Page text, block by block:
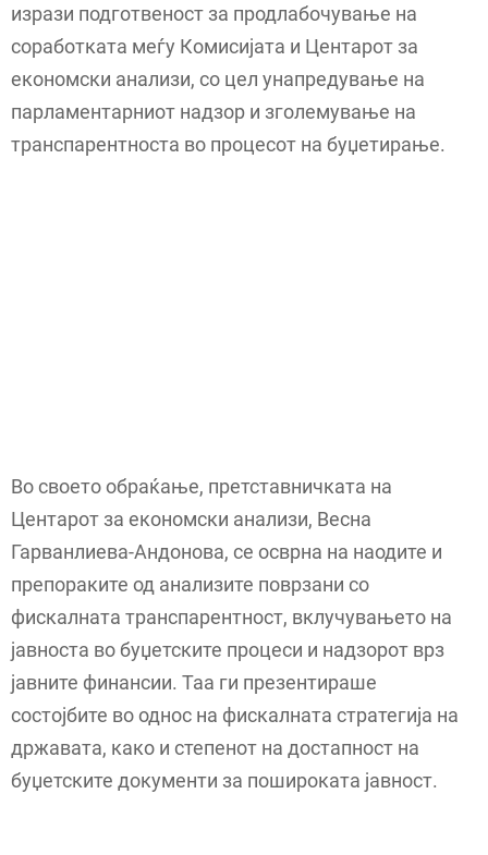
изрази подготвеност за продлабочување на
соработката меѓу Комисијата и Центарот за
економски анализи, со цел унапредување на
парламентарниот надзор и зголемување на
транспарентноста во процесот на буџетирање.
Во своето обраќање, претставничката на
Центарот за економски анализи, Весна
Гарванлиева-Андонова, се осврна на наодите и
препораките од анализите поврзани со
фискалната транспарентност, вклучувањето на
јавноста во буџетските процеси и надзорот врз
јавните финансии. Таа ги презентираше
состојбите во однос на фискалната стратегија на
државата, како и степенот на достапност на
буџетските документи за пошироката јавност.